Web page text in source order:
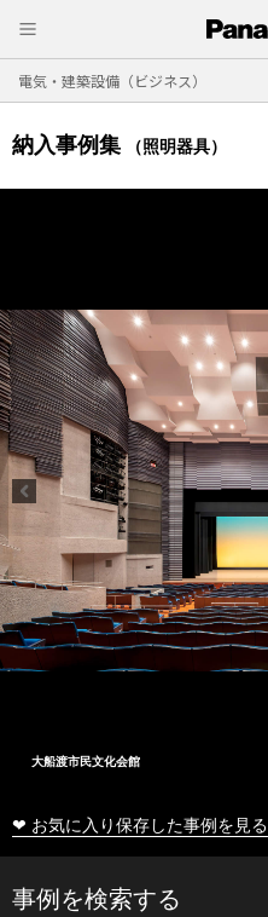
電気・建築設備（ビジネス）
納入事例集 （照明器具）
大船渡市民文化会館
❤ お気に入り保存した事例を見る
事例を検索する